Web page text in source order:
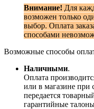
Внимание! Для
возможен только
выбор. Оплата
способами
Возможные способы
Наличными.
Оплата
или в магазине при
передается
гарантийные